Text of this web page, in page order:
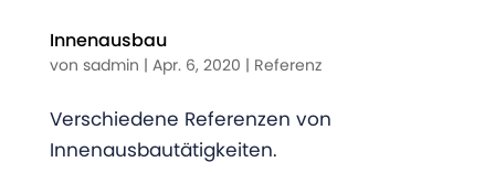
Innenausbau
von sadmin | Apr. 6, 2020 | Referenz
Verschiedene Referenzen von
Innenausbautätigkeiten.